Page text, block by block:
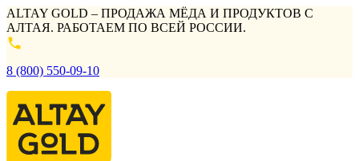
ALTAY GOLD – ПРОДАЖА МЁДА И ПРОДУКТОВ С
АЛТАЯ. РАБОТАЕМ ПО ВСЕЙ РОССИИ.
8 (800) 550-09-10